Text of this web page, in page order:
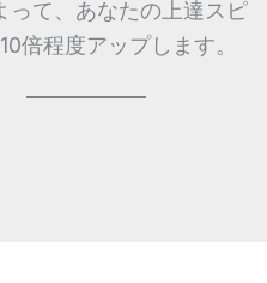
って、あなたの上達スピ
倍程度アップします。